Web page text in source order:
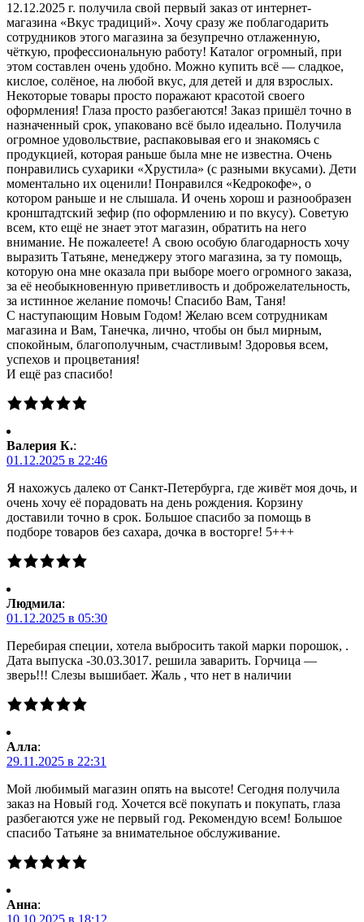
12.12.2025 г. получила свой первый заказ от интернет-
магазина «Вкус традиций». Хочу сразу же поблагодарить
сотрудников этого магазина за безупречно отлаженную,
чёткую, профессиональную работу! Каталог огромный, при
этом составлен очень удобно. Можно купить всё — сладкое,
кислое, солёное, на любой вкус, для детей и для взрослых.
Некоторые товары просто поражают красотой своего
оформления! Глаза просто разбегаются! Заказ пришёл точно в
назначенный срок, упаковано всё было идеально. Получила
огромное удовольствие, распаковывая его и знакомясь с
продукцией, которая раньше была мне не известна. Очень
понравились сухарики «Хрустила» (с разными вкусами). Дети
моментально их оценили! Понравился «Кедрокофе», о
котором раньше и не слышала. И очень хорош и разнообразен
кронштадтский зефир (по оформлению и по вкусу). Советую
всем, кто ещё не знает этот магазин, обратить на него
внимание. Не пожалеете! А свою особую благодарность хочу
выразить Татьяне, менеджеру этого магазина, за ту помощь,
которую она мне оказала при выборе моего огромного заказа,
за её необыкновенную приветливость и доброжелательность,
за истинное желание помочь! Спасибо Вам, Таня!
С наступающим Новым Годом! Желаю всем сотрудникам
магазина и Вам, Танечка, лично, чтобы он был мирным,
спокойным, благополучным, счастливым! Здоровья всем,
успехов и процветания!
И ещё раз спасибо!
Валерия К.:
01.12.2025 в 22:46
Я нахожусь далеко от Санкт-Петербурга, где живёт моя дочь, и
очень хочу её порадовать на день рождения. Корзину
доставили точно в срок. Большое спасибо за помощь в
подборе товаров без сахара, дочка в восторге! 5+++
Людмила:
01.12.2025 в 05:30
Перебирая специи, хотела выбросить такой марки порошок, .
Дата выпуска -30.03.3017. решила заварить. Горчица —
зверь!!! Слезы вышибает. Жаль , что нет в наличии
Алла:
29.11.2025 в 22:31
Мой любимый магазин опять на высоте! Сегодня получила
заказ на Новый год. Хочется всё покупать и покупать, глаза
разбегаются уже не первый год. Рекомендую всем! Большое
спасибо Татьяне за внимательное обслуживание.
Анна:
10.10.2025 в 18:12